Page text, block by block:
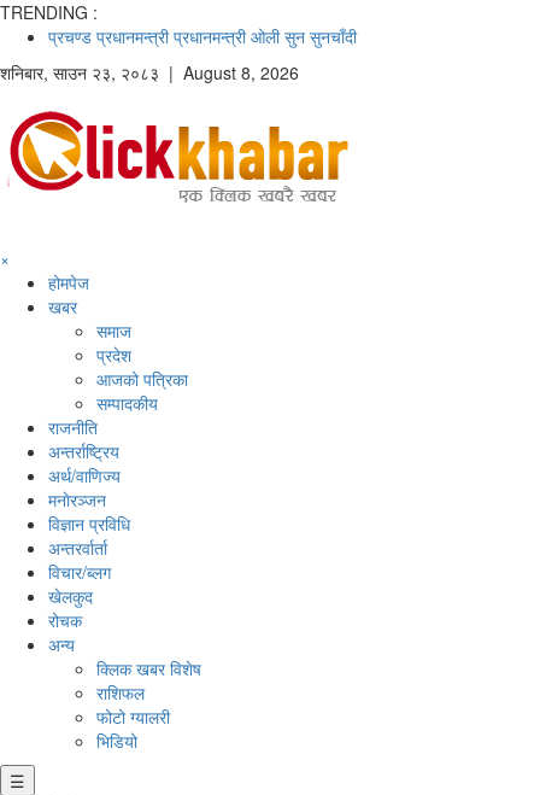
TRENDING :
प्रचण्ड प्रधानमन्त्री प्रधानमन्त्री ओली सुन सुनचाँदी
शनिबार, साउन २३, २०८३ | August 8, 2026
×
होमपेज
खबर
समाज
प्रदेश
आजको पत्रिका
सम्पादकीय
राजनीति
अन्तर्राष्ट्रिय
अर्थ/वाणिज्य
मनाेरञ्जन
विज्ञान प्रविधि
अन्तरर्वार्ता
विचार/ब्लग
खेलकुद
रोचक
अन्य
क्लिक खबर विशेष
राशिफल
फोटो ग्यालरी
भिडियो
☰